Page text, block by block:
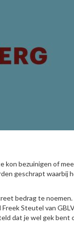
kon bezuinigen of
geschrapt waarbij
bedrag te noemen.
Steutel van
dat je wel gek bent